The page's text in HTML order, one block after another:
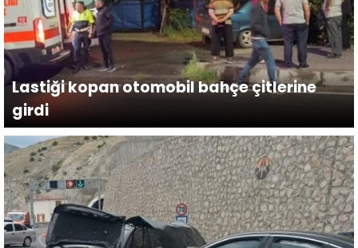
Lastiği kopan otomobil bahçe çitlerine
girdi